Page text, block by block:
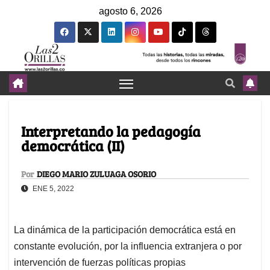
agosto 6, 2026
Interpretando la pedagogía
democrática (II)
Por DIEGO MARIO ZULUAGA OSORIO
ENE 5, 2022
La dinámica de la participación democrática está en
constante evolución, por la influencia extranjera o por
intervención de fuerzas políticas propias